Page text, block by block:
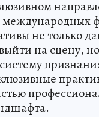
не только
на сцену,